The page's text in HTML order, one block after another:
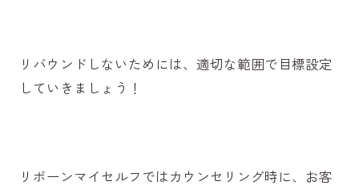
リバウンドしないためには、適切な範囲で目標設定
していきましょう！
リボーンマイセルフではカウンセリング時に、お客